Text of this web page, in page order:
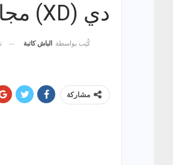
دي (XD) مجانًا!
كُتِب بواسطة الباش كاتبة
مشاركة